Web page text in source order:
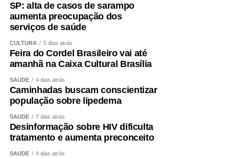
SP: alta de casos de sarampo
aumenta preocupação dos
serviços de saúde
CULTURA 5 dias atrás
Feira do Cordel Brasileiro vai até
amanhã na Caixa Cultural Brasília
SAÚDE 4 dias atrás
Caminhadas buscam conscientizar
população sobre lipedema
SAÚDE 7 dias atrás
Desinformação sobre HIV dificulta
tratamento e aumenta preconceito
SAÚDE 4 dias atrás